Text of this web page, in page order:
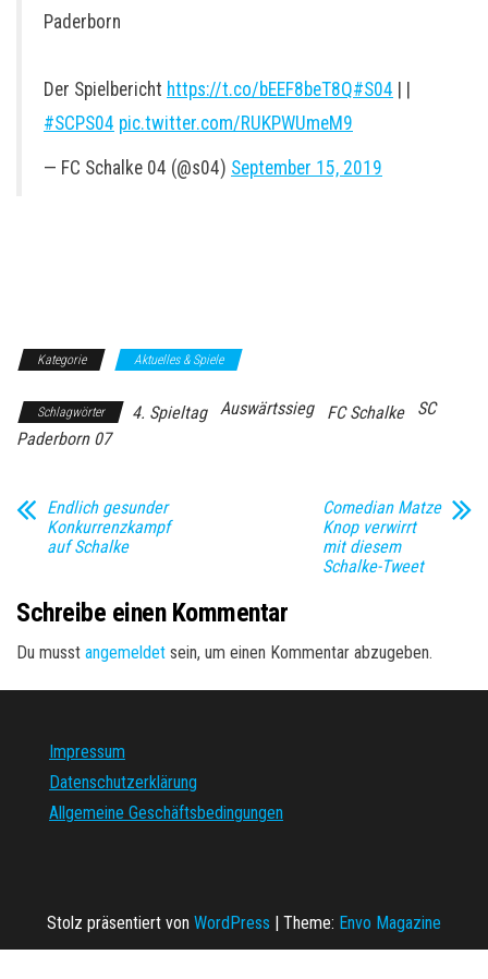
Paderborn
Der Spielbericht https://t.co/bEEF8beT8Q#S04
#SCPS04 pic.twitter.com/RUKPWUmeM9
— FC Schalke 04 (@s04) September 15, 2019
Kategorie Aktuelles & Spiele
Schlagwörter 4. Spieltag Auswärtssieg FC Schalke
SC
Paderborn 07
Endlich gesunder
Konkurrenzkampf
auf Schalke
Comedian Matze
Knop verwirrt
mit diesem
Schalke-Tweet
Schreibe einen Kommentar
Du musst angemeldet sein, um einen Kommentar abzugeben.
Impressum
Datenschutzerklärung
Allgemeine Geschäftsbedingungen
Stolz präsentiert von WordPress | Theme: Envo Magazine